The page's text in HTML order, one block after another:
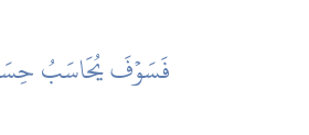
فَسَوۡفَ يُحَاسَبُ